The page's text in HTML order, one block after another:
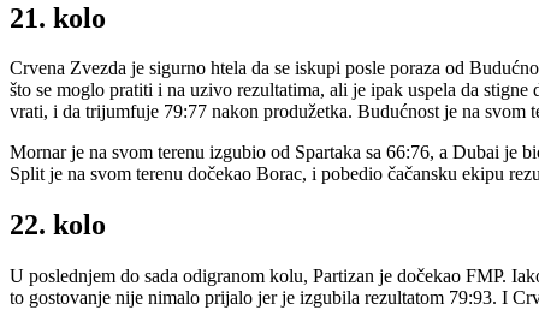
21. kolo
Crvena Zvezda je sigurno htela da se iskupi posle poraza od
što se moglo pratiti i na uzivo rezultatima, ali je ipak uspela da
vrati, i da trijumfuje 79:77 nakon produžetka. Budućnost je na
Mornar je na svom terenu izgubio od Spartaka sa 66:76, a Dubai je
Split je na svom terenu dočekao Borac, i pobedio čačansku ekipu
22. kolo
U poslednjem do sada odigranom kolu, Partizan je dočekao FMP.
to gostovanje nije nimalo prijalo jer je izgubila rezultatom 79:93. I